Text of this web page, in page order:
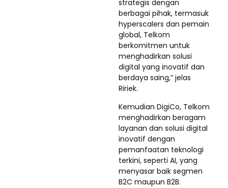
strategis dengan
berbagai pihak, termasuk
hyperscalers dan pemain
global, Telkom
berkomitmen untuk
menghadirkan solusi
digital yang inovatif dan
berdaya saing,” jelas
Ririek.
Kemudian DigiCo, Telkom
menghadirkan beragam
layanan dan solusi digital
inovatif dengan
pemanfaatan teknologi
terkini, seperti AI, yang
menyasar baik segmen
B2C maupun B2B.